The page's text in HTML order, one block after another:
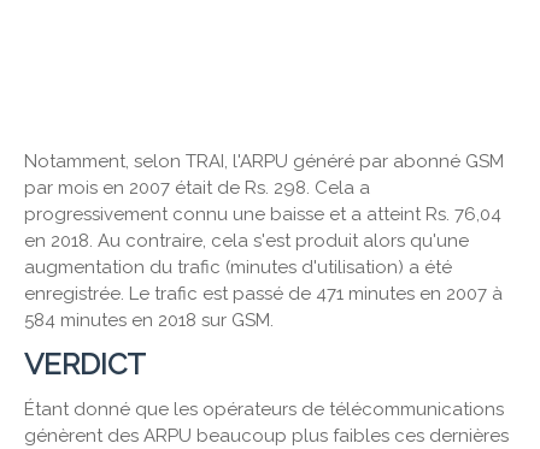
Notamment, selon TRAI, l'ARPU généré par abonné GSM
par mois en 2007 était de Rs. 298. Cela a
progressivement connu une baisse et a atteint Rs. 76,04
en 2018. Au contraire, cela s'est produit alors qu'une
augmentation du trafic (minutes d'utilisation) a été
enregistrée. Le trafic est passé de 471 minutes en 2007 à
584 minutes en 2018 sur GSM.
VERDICT
Étant donné que les opérateurs de télécommunications
génèrent des ARPU beaucoup plus faibles ces dernières